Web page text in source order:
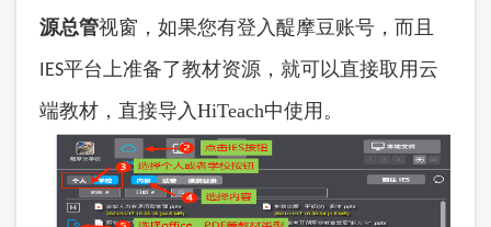
源总管视窗，如果您有登入醍摩豆账号，而且
IES平台上准备了教材资源，就可以直接取用云
端教材，直接导入HiTeach中使用。